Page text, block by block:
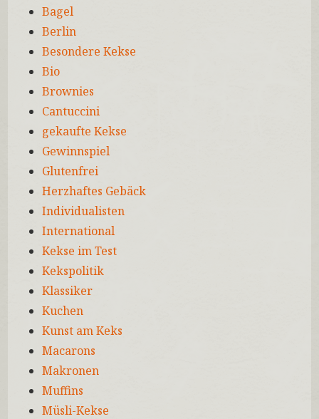
Bagel
Berlin
Besondere Kekse
Bio
Brownies
Cantuccini
gekaufte Kekse
Gewinnspiel
Glutenfrei
Herzhaftes Gebäck
Individualisten
International
Kekse im Test
Kekspolitik
Klassiker
Kuchen
Kunst am Keks
Macarons
Makronen
Muffins
Müsli-Kekse